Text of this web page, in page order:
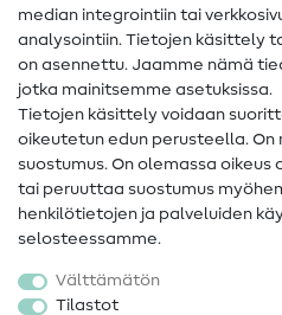
Apua ja yhteystiedot
Yhteystiedot
Tietoa omistajanvaihdoksesta
FAQ
Peruutusoikeus
Suosittu
Kankaat
median integrointiin tai
analysointiin. Tietojen käsittely
on asennettu. Jaamme nämä
jotka mainitsemme asetuksissa.
Tietojen käsittely voidaan
oikeutetun edun perusteella.
suostumus. On olemassa
tai peruuttaa suostumus
henkilötietojen ja palveluiden
selosteessamme.
Välttämätön
Tilastot